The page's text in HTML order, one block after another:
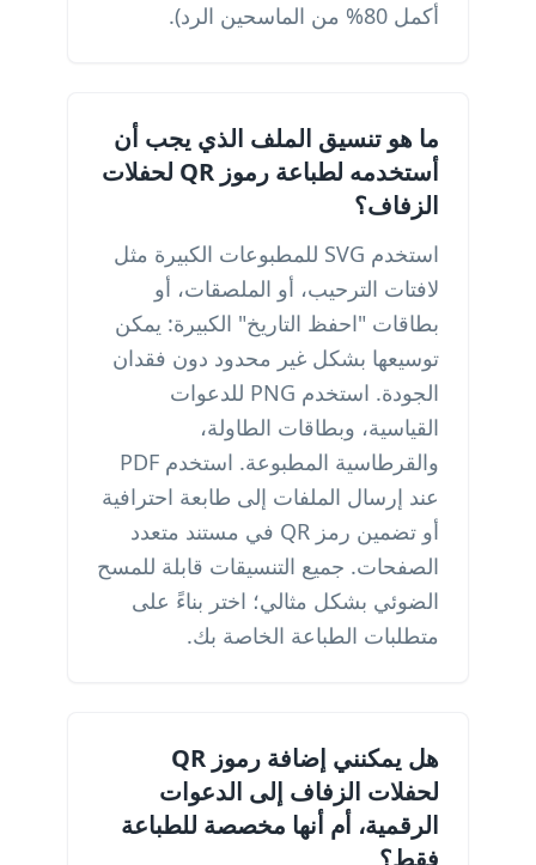
أكمل 80% من الماسحين الرد).
ما هو تنسيق الملف الذي يجب أن
أستخدمه لطباعة رموز QR لحفلات
الزفاف؟
استخدم SVG للمطبوعات الكبيرة مثل
لافتات الترحيب، أو الملصقات، أو
بطاقات "احفظ التاريخ" الكبيرة: يمكن
توسيعها بشكل غير محدود دون فقدان
الجودة. استخدم PNG للدعوات
القياسية، وبطاقات الطاولة،
والقرطاسية المطبوعة. استخدم PDF
عند إرسال الملفات إلى طابعة احترافية
أو تضمين رمز QR في مستند متعدد
الصفحات. جميع التنسيقات قابلة للمسح
الضوئي بشكل مثالي؛ اختر بناءً على
متطلبات الطباعة الخاصة بك.
هل يمكنني إضافة رموز QR
لحفلات الزفاف إلى الدعوات
الرقمية، أم أنها مخصصة للطباعة
فقط؟